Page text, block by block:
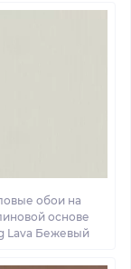
обои на
основе
Lava Бежевый